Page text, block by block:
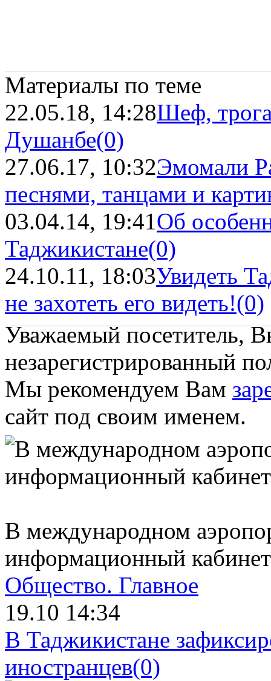
Материалы по теме
22.05.18, 14:28Шеф,
Душанбе(0)
27.06.17, 10:32Эмомали
песнями, танцами и
03.04.14, 19:41Об
Таджикистане(0)
24.10.11, 18:03Увидеть
не захотеть его видеть!(0)
Уважаемый посетитель,
незарегистрированный
Мы рекомендуем Вам
сайт под своим именем.
В международном
информационный
Общество. Главное
19.10 14:34
В Таджикистане
иностранцев(0)